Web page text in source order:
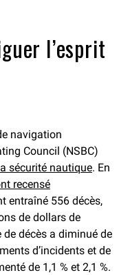
l’esprit
navigation
Council (NSBC)
sécurité nautique. En
recensé
entraîné 556 décès,
de dollars de
décès a diminué de
d’incidents et de
de 1,1 % et 2,1 %.